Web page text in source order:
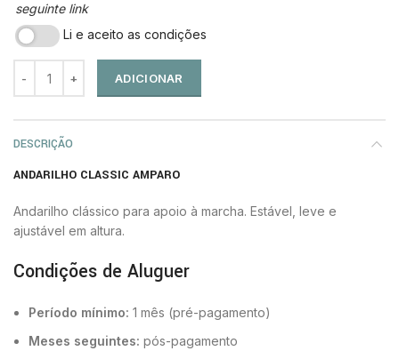
seguinte link
Li e aceito as condições
ADICIONAR
DESCRIÇÃO
ANDARILHO CLASSIC AMPARO
Andarilho clássico para apoio à marcha. Estável, leve e
ajustável em altura.
Condições de Aluguer
Período mínimo: 1 mês (pré-pagamento)
Meses seguintes: pós-pagamento